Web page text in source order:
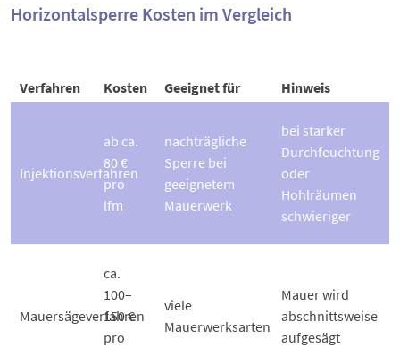
Horizontalsperre Kosten im Vergleich
Verfahren Kosten Geeignet für Hinweis
Injektionsverfahren
ab ca.
80 €
pro
lfm
nachträgliche
Sperre bei
geeignetem
Mauerwerk
bei starker
Durchfeuchtung
oder
Hohlräumen
schwieriger
Mauersägeverfahren
ca.
100–
150 €
pro
viele
Mauerwerksarten
Mauer wird
abschnittsweise
aufgesägt